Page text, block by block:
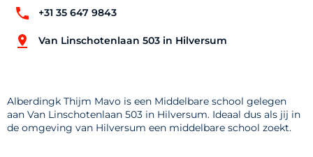
+31 35 647 9843
Van Linschotenlaan 503 in Hilversum
Alberdingk Thijm Mavo is een Middelbare school gelegen
aan Van Linschotenlaan 503 in Hilversum. Ideaal dus als jij in
de omgeving van Hilversum een middelbare school zoekt.